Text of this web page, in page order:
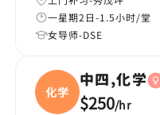
一星期2日-1.5小时/堂
女导师-DSE
化学
中四,化学
$250/hr